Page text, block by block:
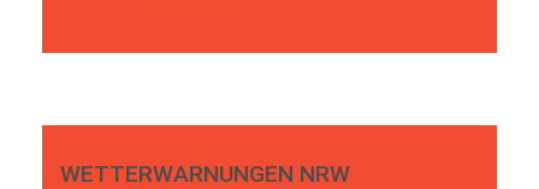
WETTERWARNUNGEN NRW